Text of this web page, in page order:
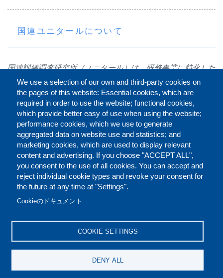
国連ユニタールについて
国連訓練調査研究所（ユニタール）は、研修事業に特化した
国連機関です。
2024 年には、世界中で 55
万人以上が受講し、
より良い未来の実現のために世界各国の人材育成を支えてい
ます。ジュネーブ本部のほか、広島、ニューヨーク、ボンを
拠点とし、グローバルに活動しています。www.unitar.org
シェアする
We use a selection of our own and third-party cookies on
the pages of this website: Essential cookies, which are
required in order to use the website; functional cookies,
which provide better easy of use when using the website;
performance cookies, which we use to generate
aggregated data on website use and statistics; and
marketing cookies, which are used to display relevant
content and advertising. If you choose "ACCEPT ALL",
you consent to the use of all cookies. You can accept and
reject individual cookie types and revoke your consent for
the future at any time at "Settings".
Cookieのドキュメント
COOKIE SETTINGS
DENY ALL
FOOTER
お問い合わせ（英語） ご利用規定（英語）
REPORT MISCONDUCT